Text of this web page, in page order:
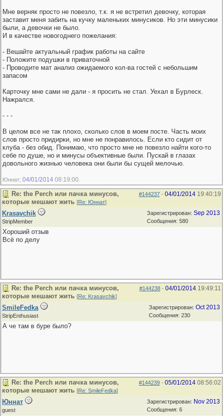
Мне верняк просто не повезло, т.к. я не встретил девочку, которая
заставит меня забить на кучку маленьких минусиков. Но эти минусики
были, а девочки не было.
И в качестве новогоднего пожелания:
- Вешайте актуальный график работы на сайте
- Положите подушки в приваточной
- Проводите мат анализ ожидаемого кол-ва гостей с небольшим
запасом
Карточку мне сами не дали - я просить не стал. Уехал в Бурлеск.
Нажрался.
- - -
В целом все не так плохо, сколько слов в моем посте. Часть моих
слов просто придирки, но мне не понравилось. Если кто сидит от
клуба - без обид. Понимаю, что просто мне не повезло найти кого-то
себе по душе, но и минусы объективные были. Пускай в глазах
довольного жизнью человека они были бы сущей мелочью.
Юннат; 04/01/2014 08:19:00
#144237 - 04/01/2014 19:40:19
Re: the Perch или пачка минусов,
которые мешают жить [Re: Юннат]
Зарегистрирован: Sep 2013
Сообщения: 580
Krasavchik
StripMember
Хороший отзыв
Всё по делу
#144238 - 04/01/2014 19:49:11
Re: the Perch или пачка минусов,
которые мешают жить [Re: Krasavchik]
Зарегистрирован: Oct 2013
Сообщения: 230
SmileFedka
StripEnthusiast
А че там в буре было?
#144239 - 05/01/2014 08:56:02
Re: the Perch или пачка минусов,
которые мешают жить [Re: SmileFedka]
Зарегистрирован: Nov 2013
Сообщения: 6
Юннат
guest